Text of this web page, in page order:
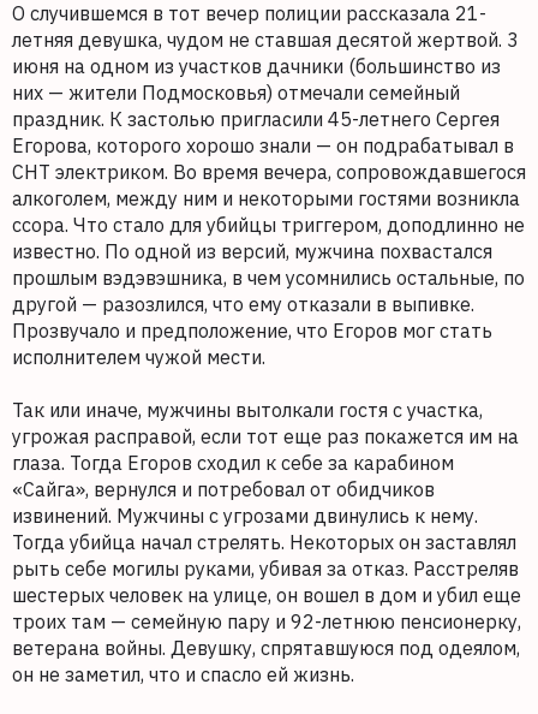
О случившемся в тот вечер полиции рассказала 21-
летняя девушка, чудом не ставшая десятой жертвой. 3
июня на одном из участков дачники (большинство из
них — жители Подмосковья) отмечали семейный
праздник. К застолью пригласили 45-летнего Сергея
Егорова, которого хорошо знали — он подрабатывал в
СНТ электриком. Во время вечера, сопровождавшегося
алкоголем, между ним и некоторыми гостями возникла
ссора. Что стало для убийцы триггером, доподлинно не
известно. По одной из версий, мужчина похвастался
прошлым вэдэвэшника, в чем усомнились остальные, по
другой — разозлился, что ему отказали в выпивке.
Прозвучало и предположение, что Егоров мог стать
исполнителем чужой мести.
Так или иначе, мужчины вытолкали гостя с участка,
угрожая расправой, если тот еще раз покажется им на
глаза. Тогда Егоров сходил к себе за карабином
«Сайга», вернулся и потребовал от обидчиков
извинений. Мужчины с угрозами двинулись к нему.
Тогда убийца начал стрелять. Некоторых он заставлял
рыть себе могилы руками, убивая за отказ. Расстреляв
шестерых человек на улице, он вошел в дом и убил еще
троих там — семейную пару и 92-летнюю пенсионерку,
ветерана войны. Девушку, спрятавшуюся под одеялом,
он не заметил, что и спасло ей жизнь.